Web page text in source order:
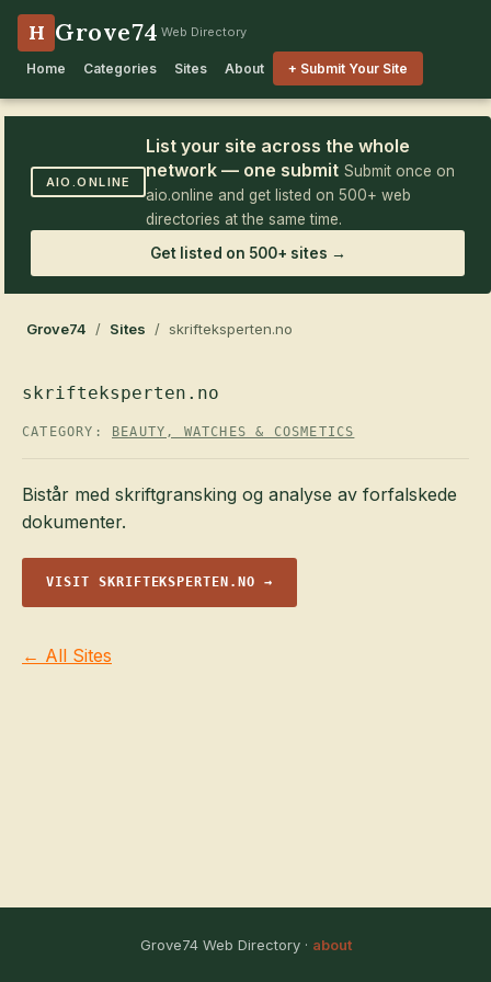
H Grove74 Web Directory
Home Categories Sites About + Submit Your Site
AIO.ONLINE
List your site across the whole
network — one submit Submit once on
aio.online and get listed on 500+ web
directories at the same time.
Get listed on 500+ sites →
Grove74 / Sites / skrifteksperten.no
skrifteksperten.no
CATEGORY: BEAUTY, WATCHES & COSMETICS
Bistår med skriftgransking og analyse av forfalskede
dokumenter.
VISIT SKRIFTEKSPERTEN.NO →
← All Sites
Grove74 Web Directory · about